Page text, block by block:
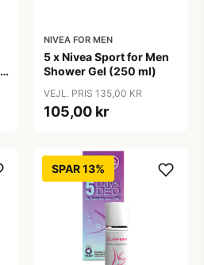
NIVEA FOR MEN
5 x Nivea Sport for Men
Shower Gel (250 ml)
VEJL. PRIS 135,00 KR
105,00 kr
SPAR 13%